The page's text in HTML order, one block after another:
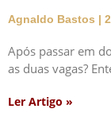
Agnaldo Bastos
Após passar em
as duas vagas?
Ler Artigo »